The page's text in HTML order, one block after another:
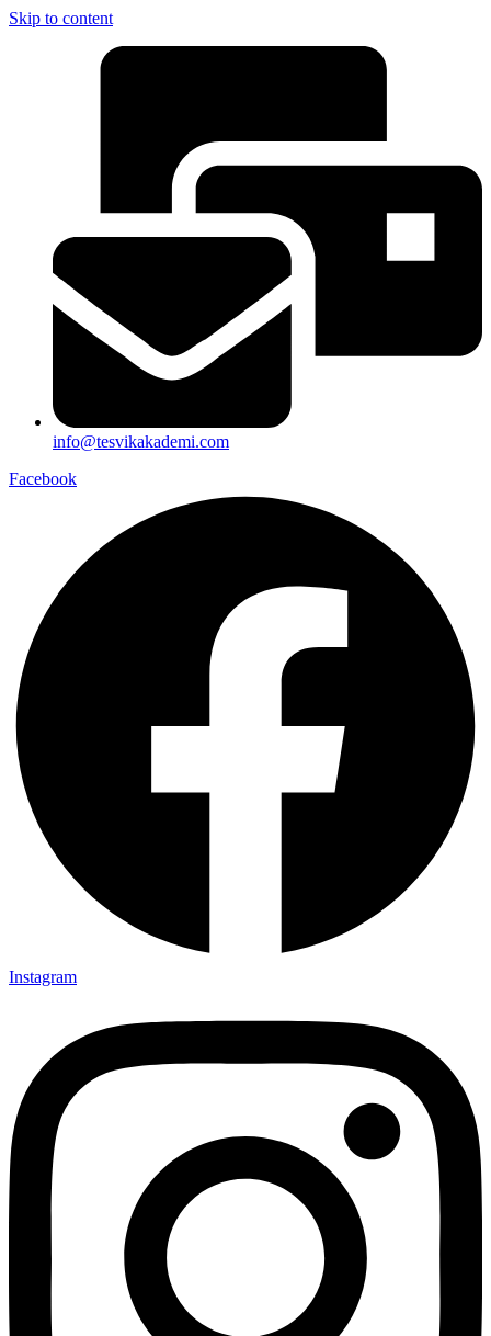
Skip to content
info@tesvikakademi.com
Facebook
Instagram